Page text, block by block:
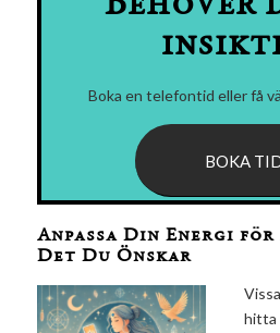
Boka en telefontid eller få
BOKA
Anpassa Din Energi
Det Du Önskar
hitta